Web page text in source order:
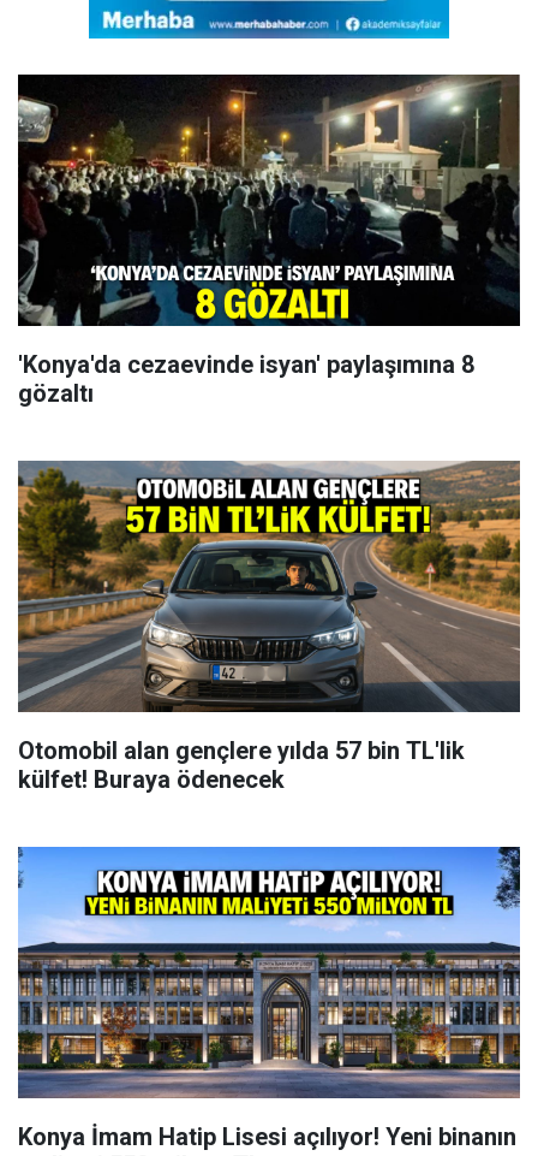
'Konya'da cezaevinde isyan' paylaşımına 8
gözaltı
Otomobil alan gençlere yılda 57 bin TL'lik
külfet! Buraya ödenecek
Konya İmam Hatip Lisesi açılıyor! Yeni binanın